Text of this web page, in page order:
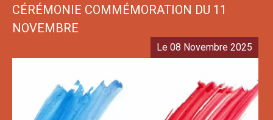
CÉRÉMONIE COMMÉMORATION DU 11
NOVEMBRE
Le 08 Novembre 2025